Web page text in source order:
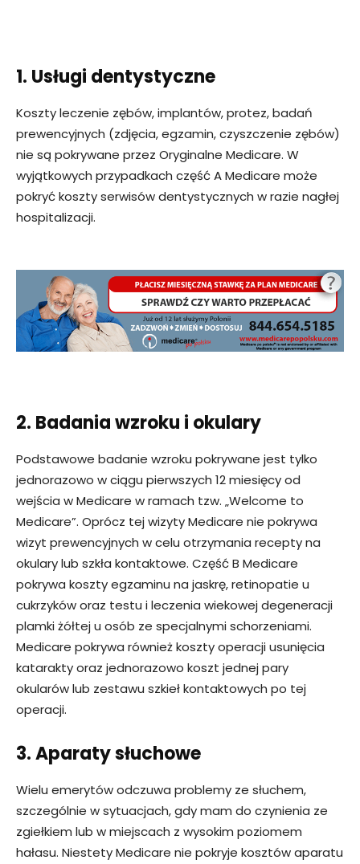
1. Usługi dentystyczne
Koszty leczenie zębów, implantów, protez, badań
prewencyjnych (zdjęcia, egzamin, czyszczenie zębów)
nie są pokrywane przez Oryginalne Medicare. W
wyjątkowych przypadkach część A Medicare może
pokryć koszty serwisów dentystycznych w razie nagłej
hospitalizacji.
2. Badania wzroku i okulary
Podstawowe badanie wzroku pokrywane jest tylko
jednorazowo w ciągu pierwszych 12 miesięcy od
wejścia w Medicare w ramach tzw. „Welcome to
Medicare”. Oprócz tej wizyty Medicare nie pokrywa
wizyt prewencyjnych w celu otrzymania recepty na
okulary lub szkła kontaktowe. Część B Medicare
pokrywa koszty egzaminu na jaskrę, retinopatie u
cukrzyków oraz testu i leczenia wiekowej degeneracji
plamki żółtej u osób ze specjalnymi schorzeniami.
Medicare pokrywa również koszty operacji usunięcia
katarakty oraz jednorazowo koszt jednej pary
okularów lub zestawu szkieł kontaktowych po tej
operacji.
3. Aparaty słuchowe
Wielu emerytów odczuwa problemy ze słuchem,
szczególnie w sytuacjach, gdy mam do czynienia ze
zgiełkiem lub w miejscach z wysokim poziomem
hałasu. Niestety Medicare nie pokryje kosztów aparatu